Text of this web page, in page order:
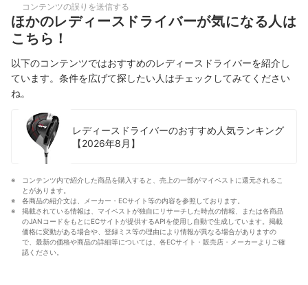
コンテンツの誤りを送信する
ほかのレディースドライバーが気になる人は
こちら！
以下のコンテンツではおすすめのレディースドライバーを紹介し
ています。条件を広げて探したい人はチェックしてみてください
ね。
レディースドライバーのおすすめ人気ランキング
【2026年8月】
コンテンツ内で紹介した商品を購入すると、売上の一部がマイベストに還元されるこ
とがあります。
各商品の紹介文は、メーカー・ECサイト等の内容を参照しております。
掲載されている情報は、マイベストが独自にリサーチした時点の情報、または各商品
のJANコードをもとにECサイトが提供するAPIを使用し自動で生成しています。掲載
価格に変動がある場合や、登録ミス等の理由により情報が異なる場合がありますの
で、最新の価格や商品の詳細等については、各ECサイト・販売店・メーカーよりご確
認ください。